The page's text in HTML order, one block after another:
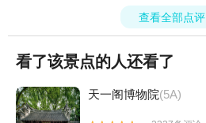
查看全部点评
看了该景点的人还看了
天一阁博物院(5A)